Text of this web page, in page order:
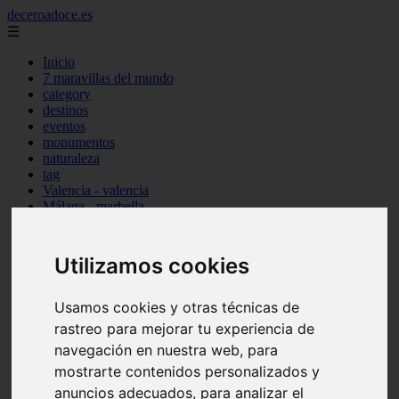
Utilizamos cookies
Usamos cookies y otras técnicas de
rastreo para mejorar tu experiencia de
navegación en nuestra web, para
mostrarte contenidos personalizados y
anuncios adecuados, para analizar el
deceroadoce.es
☰
Inicio
7 maravillas del mundo
category
destinos
eventos
monumentos
naturaleza
tag
Valencia - valencia
Málaga - marbella
Sevilla - bormujos
Santa-cruz-de-tenerife - santiago-del-teide
Murcia - murcia
Alicante - benidorm
Alicante - finestrat
Almería - mojácar
Alicante - orihuela
Huesca - jaca